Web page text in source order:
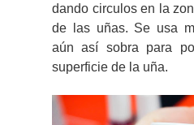
dando circulos en la
de las uñas. Se usa
aún así sobra para
superficie de la uña.